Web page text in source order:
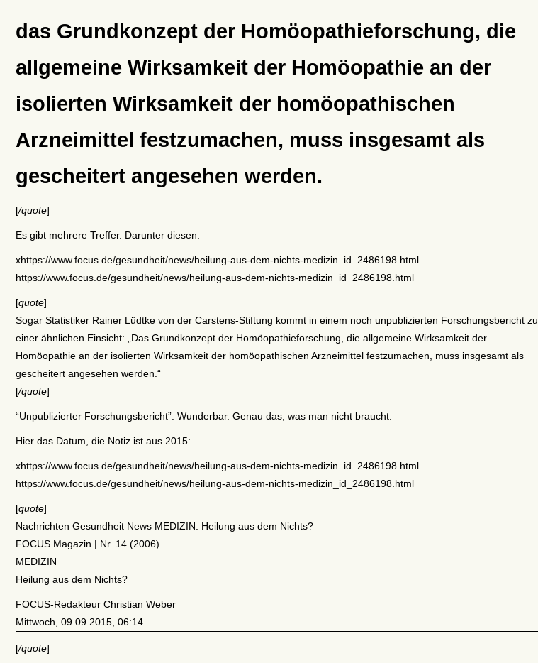
das Grundkonzept der Homöopathieforschung, die
allgemeine Wirksamkeit der Homöopathie an der
isolierten Wirksamkeit der homöopathischen
Arzneimittel festzumachen, muss insgesamt als
gescheitert angesehen werden.
[/quote]
Es gibt mehrere Treffer. Darunter diesen:
xhttps://www.focus.de/gesundheit/news/heilung-aus-dem-nichts-medizin_id_2486198.html
https://www.focus.de/gesundheit/news/heilung-aus-dem-nichts-medizin_id_2486198.html
[quote]
Sogar Statistiker Rainer Lüdtke von der Carstens-Stiftung kommt in einem noch unpublizierten Forschungsbericht zu
einer ähnlichen Einsicht: „Das Grundkonzept der Homöopathieforschung, die allgemeine Wirksamkeit der
Homöopathie an der isolierten Wirksamkeit der homöopathischen Arzneimittel festzumachen, muss insgesamt als
gescheitert angesehen werden.“
[/quote]
“Unpublizierter Forschungsbericht”. Wunderbar. Genau das, was man nicht braucht.
Hier das Datum, die Notiz ist aus 2015:
xhttps://www.focus.de/gesundheit/news/heilung-aus-dem-nichts-medizin_id_2486198.html
https://www.focus.de/gesundheit/news/heilung-aus-dem-nichts-medizin_id_2486198.html
[quote]
Nachrichten Gesundheit News MEDIZIN: Heilung aus dem Nichts?
FOCUS Magazin | Nr. 14 (2006)
MEDIZIN
Heilung aus dem Nichts?
FOCUS-Redakteur Christian Weber
Mittwoch, 09.09.2015, 06:14
[/quote]